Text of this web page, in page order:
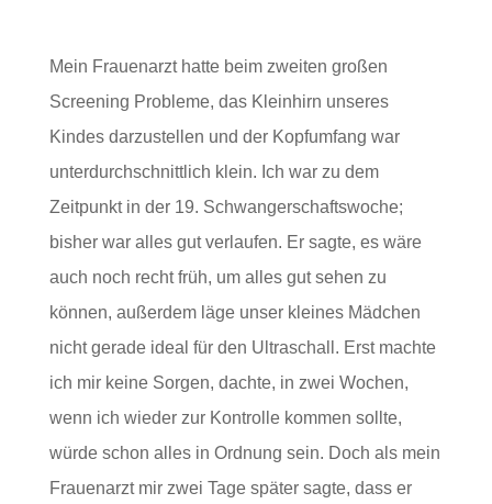
Mein Frauenarzt hatte beim zweiten großen
Screening Probleme, das Kleinhirn unseres
Kindes darzustellen und der Kopfumfang war
unterdurchschnittlich klein. Ich war zu dem
Zeitpunkt in der 19. Schwangerschaftswoche;
bisher war alles gut verlaufen. Er sagte, es wäre
auch noch recht früh, um alles gut sehen zu
können, außerdem läge unser kleines Mädchen
nicht gerade ideal für den Ultraschall. Erst machte
ich mir keine Sorgen, dachte, in zwei Wochen,
wenn ich wieder zur Kontrolle kommen sollte,
würde schon alles in Ordnung sein. Doch als mein
Frauenarzt mir zwei Tage später sagte, dass er